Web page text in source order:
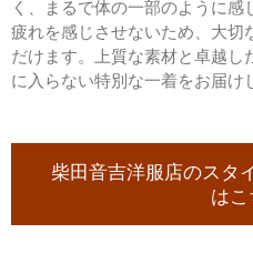
く、まるで体の一部のように
疲れを感じさせないため、大切
だけます。上質な素材と卓越
に入らない特別な一着をお届け
柴田音吉洋服店のスタ
はこ